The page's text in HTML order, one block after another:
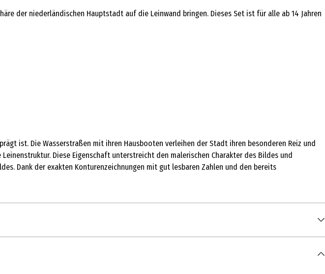
der niederländischen Hauptstadt auf die Leinwand bringen. Dieses Set ist für alle ab 14 Jahren
ist. Die Wasserstraßen mit ihren Hausbooten verleihen der Stadt ihren besonderen Reiz und
Diese Eigenschaft unterstreicht den malerischen Charakter des Bildes und
Dank der exakten Konturenzeichnungen mit gut lesbaren Zahlen und den bereits